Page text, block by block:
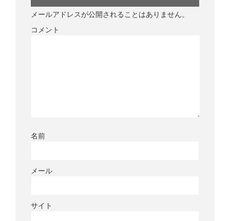
メールアドレスが公開されることはありません。
コメント
名前
メール
サイト